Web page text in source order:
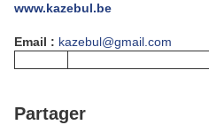
www.kazebul.be
Email : kazebul@gmail.com
Partager